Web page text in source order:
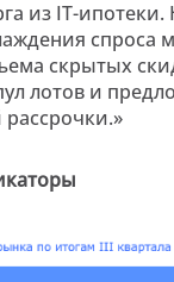
из IT-
спроса
скрытых
лотов и